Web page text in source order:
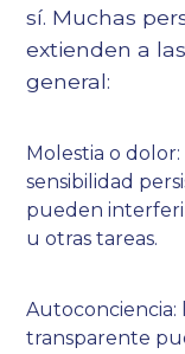
sí. Muchas
extienden a
general:
Molestia o
sensibilidad
pueden
u otras tareas.
Autoconciencia:
transparente